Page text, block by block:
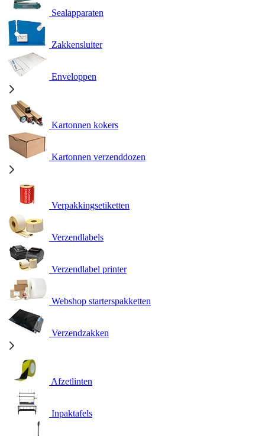
Sealapparaten
Zakkensluiter
Enveloppen
Kartonnen kokers
Kartonnen verzenddozen
Verpakkingsetiketten
Verzendlabels
Verzendlabel printer
Webshop starterspakketten
Verzendzakken
Afzetlinten
Inpaktafels